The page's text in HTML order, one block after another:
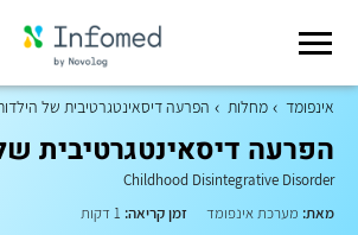
אינפומד מחלות הפרעה דיסאינטגרטיבית של
הפרעה דיסאינטגרטיבית
Childhood Disintegrative Disorder
מאת: מערכת אינפומד זמן קריאה: